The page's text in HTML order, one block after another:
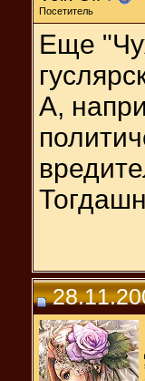
Посетитель
Еще
А,